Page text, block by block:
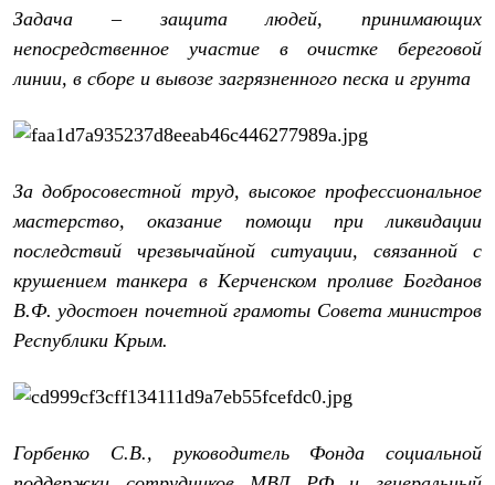
Корпоративным клиентам
Услуги
Медиа
Где купить
Задача – защита людей, принимающих
непосредственное участие в очистке береговой
линии, в сборе и вывозе загрязненного песка и грунта
За добросовестной труд, высокое профессиональное
мастерство, оказание помощи при ликвидации
последствий чрезвычайной ситуации, связанной с
крушением танкера в Керченском проливе Богданов
В.Ф. удостоен почетной грамоты Совета министров
Республики Крым.
Горбенко С.В., руководитель Фонда социальной